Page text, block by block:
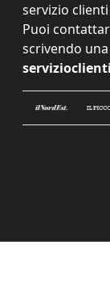
servizio
Puoi
scrivendo